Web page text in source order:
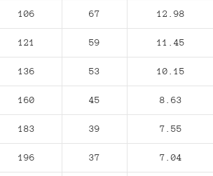
106 67 12.98
121 59 11.45
136 53 10.15
160 45 8.63
183 39 7.55
196 37 7.04